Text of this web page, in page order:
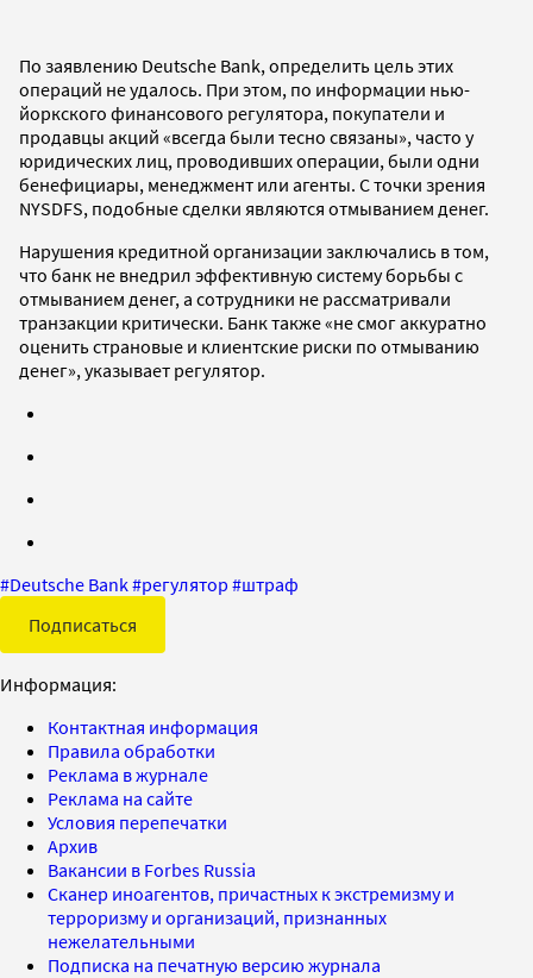
По заявлению Deutsche Bank, определить цель этих
операций не удалось. При этом, по информации нью-
йоркского финансового регулятора, покупатели и
продавцы акций «всегда были тесно связаны», часто у
юридических лиц, проводивших операции, были одни
бенефициары, менеджмент или агенты. С точки зрения
NYSDFS, подобные сделки являются отмыванием денег.
Нарушения кредитной организации заключались в том,
что банк не внедрил эффективную систему борьбы с
отмыванием денег, а сотрудники не рассматривали
транзакции критически. Банк также «не смог аккуратно
оценить страновые и клиентские риски по отмыванию
денег», указывает регулятор.
#Deutsche Bank#регулятор #штраф
Подписаться
Информация:
Контактная информация
Правила обработки
Реклама в журнале
Реклама на сайте
Условия перепечатки
Архив
Вакансии в Forbes Russia
Сканер иноагентов, причастных к экстремизму и
терроризму и организаций, признанных
нежелательными
Подписка на печатную версию журнала